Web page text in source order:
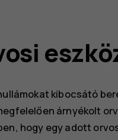
kibocsátó
árnyékolt
hogy egy adott